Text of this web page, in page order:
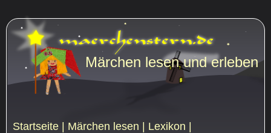
Startseite | Märchen lesen | Lexikon |
Märchen lesen und erleben